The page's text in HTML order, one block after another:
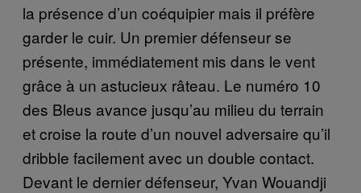
la présence d’un coéquipier mais il préfère
garder le cuir. Un premier défenseur se
présente, immédiatement mis dans le vent
grâce à un astucieux râteau. Le numéro 10
des Bleus avance jusqu’au milieu du terrain
et croise la route d’un nouvel adversaire qu’il
dribble facilement avec un double contact.
Devant le dernier défenseur, Yvan Wouandji